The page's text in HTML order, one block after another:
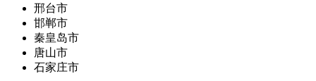
邢台市
邯郸市
秦皇岛市
唐山市
石家庄市